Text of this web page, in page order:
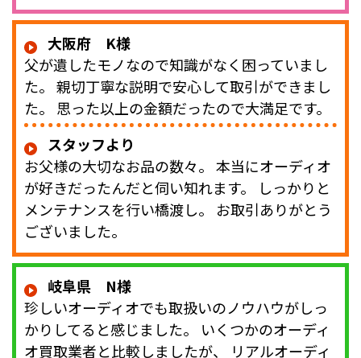
大阪府 K様
父が遺したモノなので知識がなく困っていまし
た。 親切丁寧な説明で安心して取引ができまし
た。 思った以上の金額だったので大満足です。
スタッフより
お父様の大切なお品の数々。 本当にオーディオ
が好きだったんだと伺い知れます。 しっかりと
メンテナンスを行い橋渡し。 お取引ありがとう
ございました。
岐阜県 N様
珍しいオーディオでも取扱いのノウハウがしっ
かりしてると感じました。 いくつかのオーディ
オ買取業者と比較しましたが、 リアルオーディ